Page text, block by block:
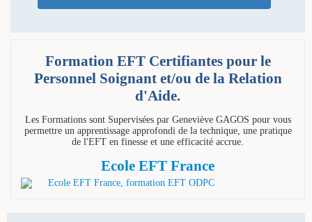
Formation EFT Certifiantes pour le
Personnel Soignant et/ou de la Relation
d'Aide.
Les Formations sont Supervisées par Geneviève GAGOS pour vous
permettre un apprentissage approfondi de la technique, une pratique
de l'EFT en finesse et une efficacité accrue.
Ecole EFT France